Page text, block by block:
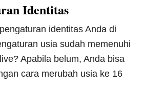
Identitas
identitas Anda di
usia sudah memenuhi
Apabila belum, Anda bisa
cara merubah usia ke 16